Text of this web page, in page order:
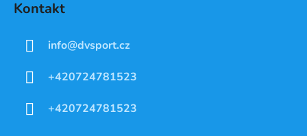
Kontakt
info@dvsport.cz
+420724781523
+420724781523